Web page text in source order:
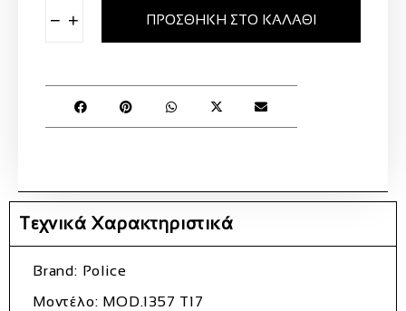
− + ΠΡΟΣΘΉΚΗ ΣΤΟ ΚΑΛΆΘΙ
Τεχνικά Χαρακτηριστικά
Brand: Police
Μοντέλο: MOD.1357 T17